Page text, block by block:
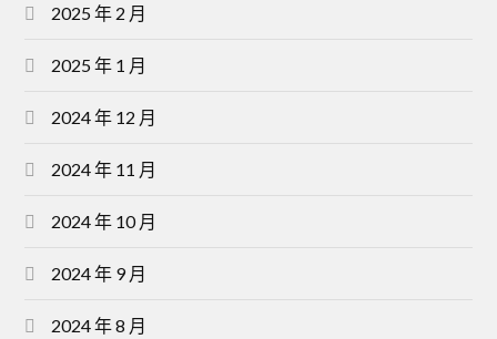
2025 年 2 月
2025 年 1 月
2024 年 12 月
2024 年 11 月
2024 年 10 月
2024 年 9 月
2024 年 8 月